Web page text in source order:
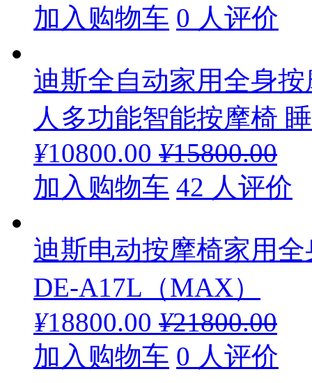
加入购物车 0 人评价
迪斯全自动家用全身
人多功能智能按摩椅
¥10800.00 ¥15800.00
加入购物车 42 人评价
迪斯电动按摩椅家用
DE-A17L（MAX）
¥18800.00 ¥21800.00
加入购物车 0 人评价